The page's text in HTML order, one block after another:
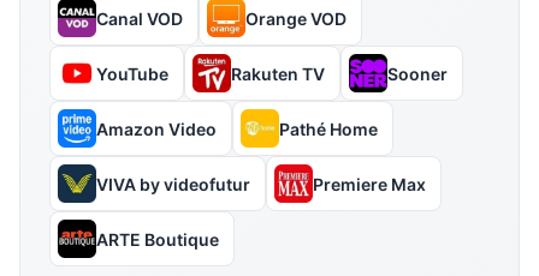
Canal VOD Orange VOD
YouTube Rakuten TV Sooner
Amazon Video Pathé Home
VIVA by videofutur Premiere Max
ARTE Boutique